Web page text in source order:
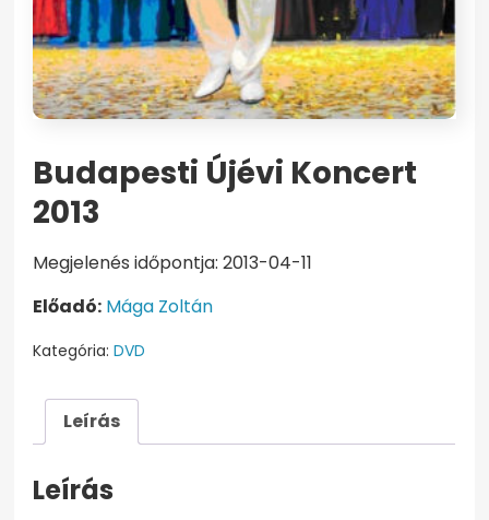
Budapesti Újévi Koncert
2013
Megjelenés időpontja: 2013-04-11
Előadó: Mága Zoltán
Kategória:DVD
Leírás
Leírás